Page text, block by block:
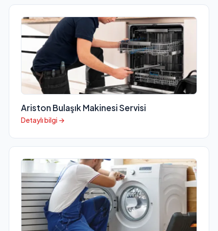
Ariston Bulaşık Makinesi Servisi
Detaylı bilgi →